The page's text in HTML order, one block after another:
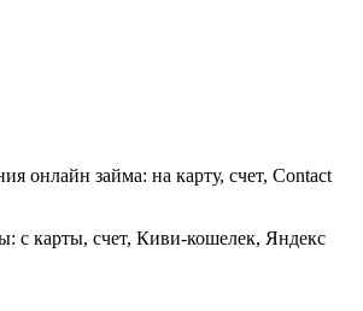
онлайн займа: на карту, счет, Contact
с карты, счет, Киви-кошелек, Яндекс